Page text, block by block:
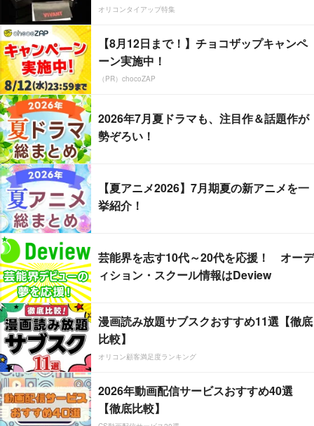
オリコンタイアップ特集
【8月12日まで！】チョコザップキャンペ
ーン実施中！
（PR）chocoZAP
2026年7月夏ドラマも、注目作＆話題作が
勢ぞろい！
【夏アニメ2026】7月期夏の新アニメを一
挙紹介！
芸能界を志す10代～20代を応援！ オーデ
ィション・スクール情報はDeview
漫画読み放題サブスクおすすめ11選【徹底
比較】
オリコン顧客満足度ランキング
2026年動画配信サービスおすすめ40選
【徹底比較】